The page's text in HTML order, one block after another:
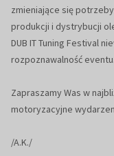
zmieniające się
produkcji i dystrybucji
DUB IT Tuning Festival
rozpoznawalność eventu.
Zapraszamy Was w
motoryzacyjne
/A.K./